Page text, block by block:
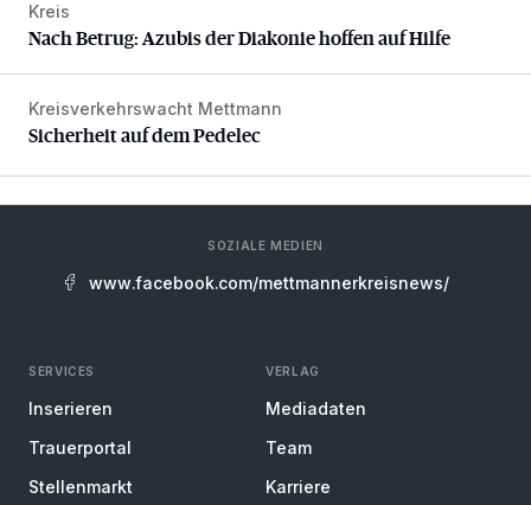
Nach Betrug: Azubis der Diakonie hoffen auf Hilfe
Kreis
Nach Betrug: Azubis der Diakonie hoffen auf Hilfe
Sicherheit auf dem Pedelec
Kreisverkehrswacht Mettmann
Sicherheit auf dem Pedelec
SOZIALE MEDIEN
www.facebook.com/mettmannerkreisnews/
SERVICES
Inserieren
Trauerportal
Stellenmarkt
VERLAG
Mediadaten
Team
Karriere